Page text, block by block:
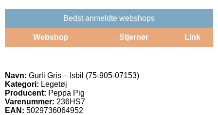
Bedst anmeldte webshops
Webshop Stjerner Link
Navn: Gurli Gris – Isbil (75-905-07153)
Kategori: Legetøj
Producent: Peppa Pig
Varenummer: 236HS7
EAN: 5029736064952